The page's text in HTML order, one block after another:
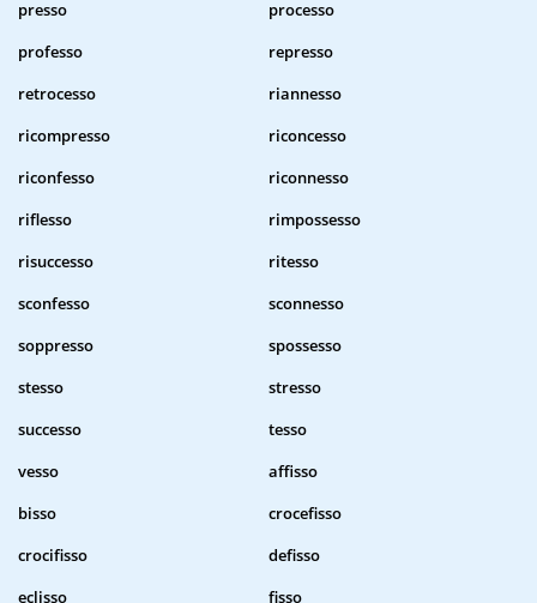
presso
processo
professo
represso
retrocesso
riannesso
ricompresso
riconcesso
riconfesso
riconnesso
riflesso
rimpossesso
risuccesso
ritesso
sconfesso
sconnesso
soppresso
spossesso
stesso
stresso
successo
tesso
vesso
affisso
bisso
crocefisso
crocifisso
defisso
eclisso
fisso